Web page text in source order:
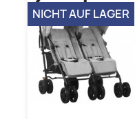
NICHT AUF LAGER